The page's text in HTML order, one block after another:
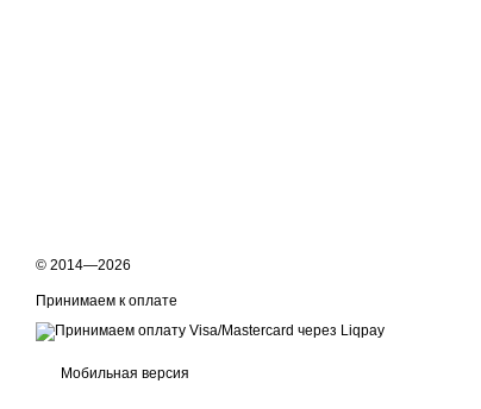
© 2014—2026
Принимаем к оплате
Мобильная версия